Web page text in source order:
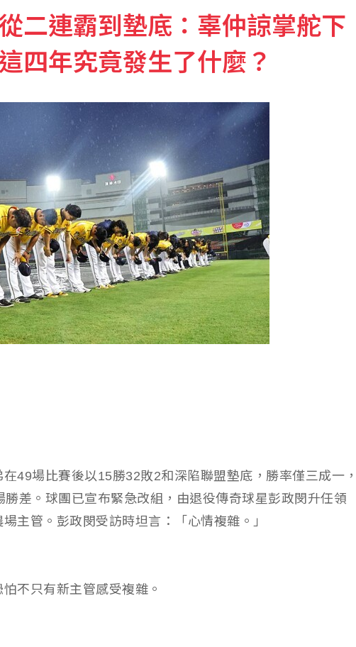
城市行銷亮點曝光 首設紀念章收集站
熊本震災台灣捐款已逾2億 台日情誼深厚
從二連霸到墊底：辜仲諒掌舵下
四年究竟發生了什麼？
在49場比賽後以15勝32敗2和深陷聯盟墊底，勝率僅三成一
勝差。球團已宣布緊急改組，由退役傳奇球星彭政閔升任領
主管。彭政閔受訪時坦言：「心情複雜。」
不只有新主管感受複雜。